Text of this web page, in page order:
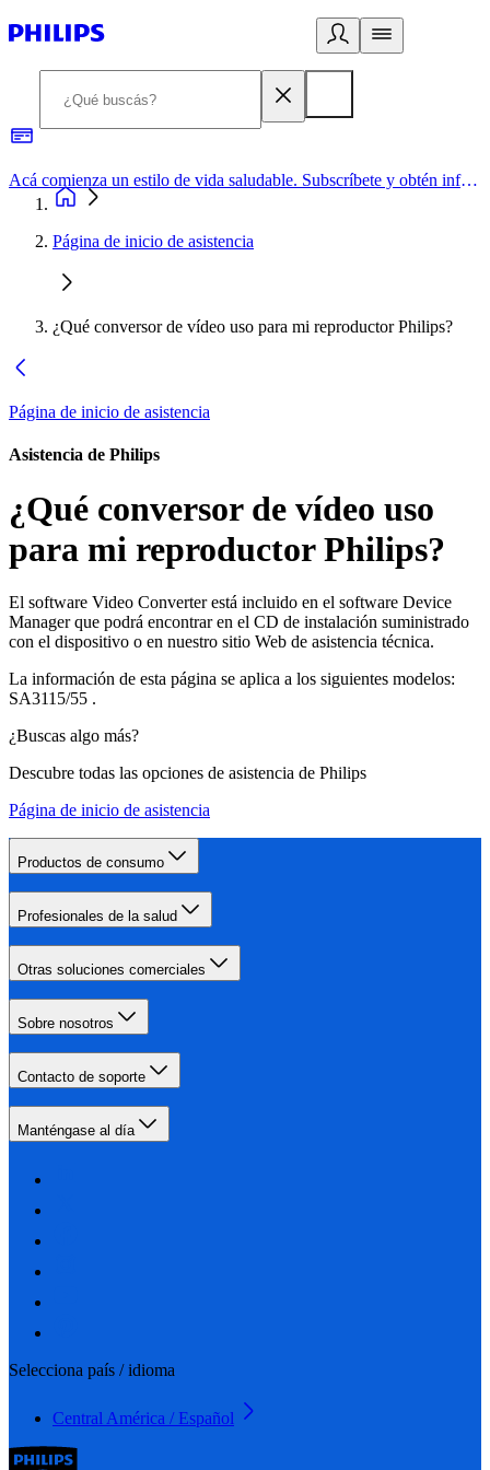
Acá comienza un estilo de vida saludable. Subscríbete y obtén información de primera mano
Página de inicio de asistencia
¿Qué conversor de vídeo uso para mi reproductor Philips?
Página de inicio de asistencia
Asistencia de Philips
¿Qué conversor de vídeo uso
para mi reproductor Philips?
El software Video Converter está incluido en el software Device
Manager que podrá encontrar en el CD de instalación suministrado
con el dispositivo o en nuestro sitio Web de asistencia técnica.
La información de esta página se aplica a los siguientes modelos:
SA3115/55 .
¿Buscas algo más?
Descubre todas las opciones de asistencia de Philips
Página de inicio de asistencia
Productos de consumo
Profesionales de la salud
Otras soluciones comerciales
Sobre nosotros
Contacto de soporte
Manténgase al día
Selecciona país / idioma
Central América / Español